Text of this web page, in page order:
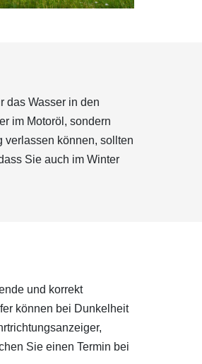
das Wasser in den
im Motoröl, sondern
verlassen können, sollten
Sie auch im Winter
und korrekt
können bei Dunkelheit
Sie einen Termin bei